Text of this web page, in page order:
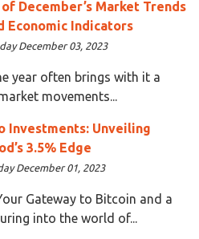
December’s Market Trends
Economic Indicators
December 03, 2023
year often brings with it a
movements...
Investments: Unveiling
3.5% Edge
December 01, 2023
Gateway to Bitcoin and a
into the world of...